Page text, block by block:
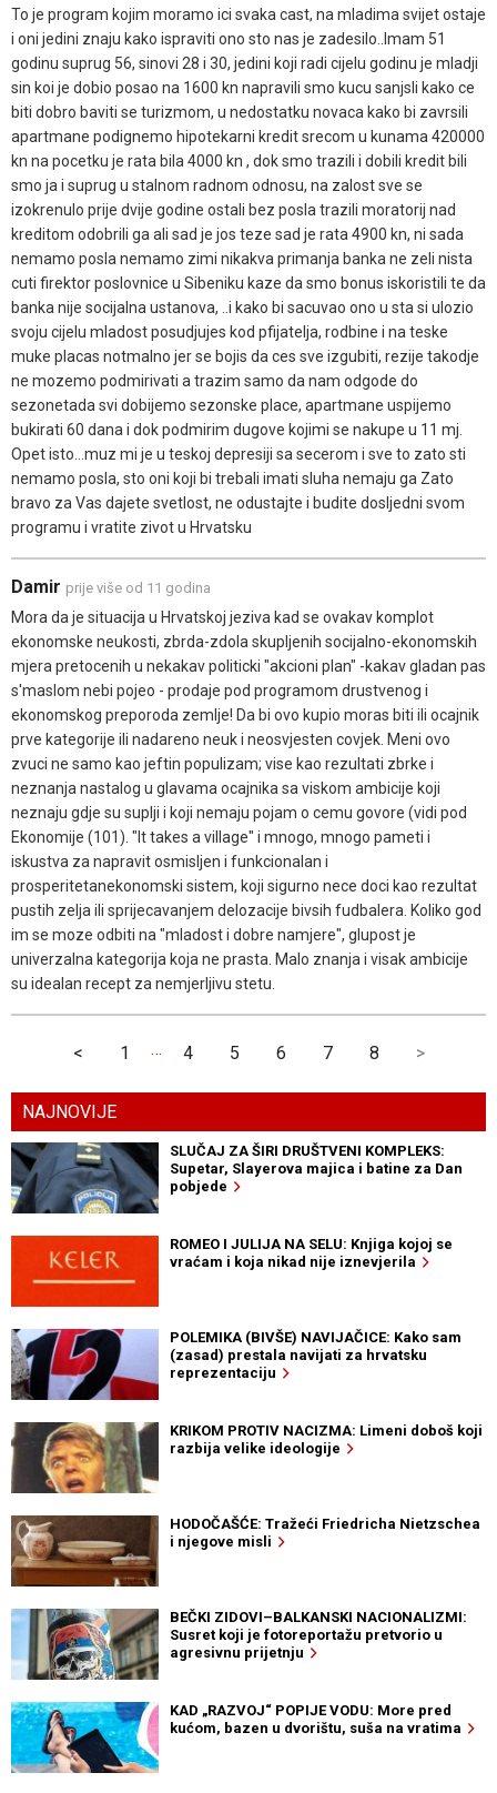
To je program kojim moramo ici svaka cast, na mladima svijet ostaje
i oni jedini znaju kako ispraviti ono sto nas je zadesilo..Imam 51
godinu suprug 56, sinovi 28 i 30, jedini koji radi cijelu godinu je mladji
sin koi je dobio posao na 1600 kn napravili smo kucu sanjsli kako ce
biti dobro baviti se turizmom, u nedostatku novaca kako bi zavrsili
apartmane podignemo hipotekarni kredit srecom u kunama 420000
kn na pocetku je rata bila 4000 kn , dok smo trazili i dobili kredit bili
smo ja i suprug u stalnom radnom odnosu, na zalost sve se
izokrenulo prije dvije godine ostali bez posla trazili moratorij nad
kreditom odobrili ga ali sad je jos teze sad je rata 4900 kn, ni sada
nemamo posla nemamo zimi nikakva primanja banka ne zeli nista
cuti firektor poslovnice u Sibeniku kaze da smo bonus iskoristili te da
banka nije socijalna ustanova, ..i kako bi sacuvao ono u sta si ulozio
svoju cijelu mladost posudjujes kod pfijatelja, rodbine i na teske
muke placas notmalno jer se bojis da ces sve izgubiti, rezije takodje
ne mozemo podmirivati a trazim samo da nam odgode do
sezonetada svi dobijemo sezonske place, apartmane uspijemo
bukirati 60 dana i dok podmirim dugove kojimi se nakupe u 11 mj.
Opet isto...muz mi je u teskoj depresiji sa secerom i sve to zato sti
nemamo posla, sto oni koji bi trebali imati sluha nemaju ga Zato
bravo za Vas dajete svetlost, ne odustajte i budite dosljedni svom
programu i vratite zivot u Hrvatsku
Damir prije više od 11 godina
Mora da je situacija u Hrvatskoj jeziva kad se ovakav komplot
ekonomske neukosti, zbrda-zdola skupljenih socijalno-ekonomskih
mjera pretocenih u nekakav politicki "akcioni plan" -kakav gladan pas
s'maslom nebi pojeo - prodaje pod programom drustvenog i
ekonomskog preporoda zemlje! Da bi ovo kupio moras biti ili ocajnik
prve kategorije ili nadareno neuk i neosvjesten covjek. Meni ovo
zvuci ne samo kao jeftin populizam; vise kao rezultati zbrke i
neznanja nastalog u glavama ocajnika sa viskom ambicije koji
neznaju gdje su suplji i koji nemaju pojam o cemu govore (vidi pod
Ekonomije (101). "It takes a village" i mnogo, mnogo pameti i
iskustva za napravit osmisljen i funkcionalan i
prosperitetanekonomski sistem, koji sigurno nece doci kao rezultat
pustih zelja ili sprijecavanjem delozacije bivsih fudbalera. Koliko god
im se moze odbiti na "mladost i dobre namjere", glupost je
univerzalna kategorija koja ne prasta. Malo znanja i visak ambicije
su idealan recept za nemjerljivu stetu.
< 1 … 4 5 6 7 8 >
NAJNOVIJE
SLUČAJ ZA ŠIRI DRUŠTVENI KOMPLEKS:
Supetar, Slayerova majica i batine za Dan
pobjede
ROMEO I JULIJA NA SELU: Knjiga kojoj se
vraćam i koja nikad nije iznevjerila
POLEMIKA (BIVŠE) NAVIJAČICE: Kako sam
(zasad) prestala navijati za hrvatsku
reprezentaciju
KRIKOM PROTIV NACIZMA: Limeni doboš koji
razbija velike ideologije
HODOČAŠĆE: Tražeći Friedricha Nietzschea
i njegove misli
BEČKI ZIDOVI–BALKANSKI NACIONALIZMI:
Susret koji je fotoreportažu pretvorio u
agresivnu prijetnju
KAD „RAZVOJ“ POPIJE VODU: More pred
kućom, bazen u dvorištu, suša na vratima